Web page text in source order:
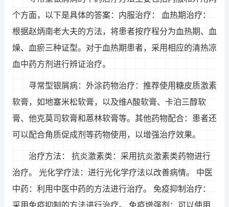
个方面，以下是具体的答案：内服治疗： 血热期治疗：
根据赵炳南老大夫的方法，将患者按疗程分为血热期、血
燥、血瘀三种证型。对于血热期患者，采用相应的清热凉
血中药方剂进行辨证治疗。
寻常型银屑病：外涂药物治疗：推荐使用糖皮质激素
软膏，如地塞米松软膏，以及维A酸软膏、卡泊三醇软
膏、他克莫司软膏和蒽林软膏等。其他药物配合：患者还
可以配合角质促成剂等药物使用，以增强治疗效果。
治疗方法： 抗炎激素类：采用抗炎激素类药物进行
治疗。 光化学疗法：进行光化学疗法以改善病情。 中医
中药：利用中医中药的方法进行治疗。 免疫抑制治疗：
采用免疫抑制的方法进行治疗。 免疫增强剂：可以使用